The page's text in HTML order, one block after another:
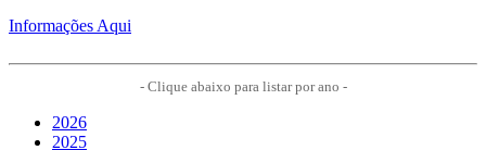
Informações Aqui
- Clique abaixo para listar por ano -
2026
2025